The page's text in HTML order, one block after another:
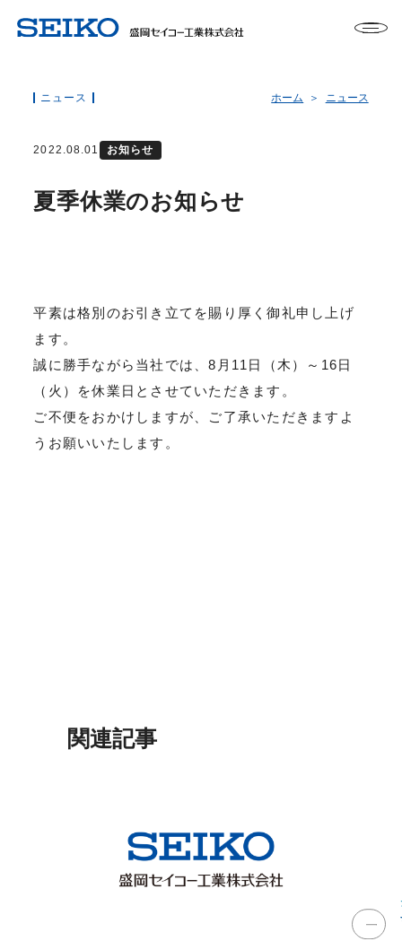
ニュース ホーム ニュース
2022.08.01 お知らせ
夏季休業のお知らせ
平素は格別のお引き立てを賜り厚く御礼申し上げ
ます。
誠に勝手ながら当社では、8月11日（木）～16日
（火）を休業日とさせていただきます。
ご不便をおかけしますが、ご了承いただきますよ
うお願いいたします。
関連記事